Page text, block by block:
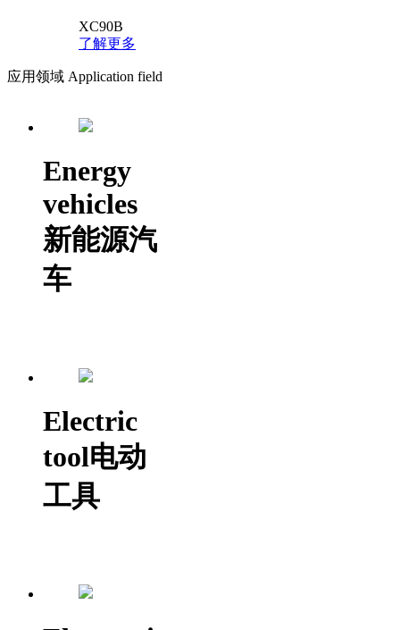
XC90B
了解更多
应用领域 Application field
Energy
vehicles
新能源汽
车
Electric
tool电动
工具